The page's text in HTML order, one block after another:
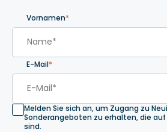
Vornamen*
E-Mail*
Melden Sie sich an, um Zugang zu
Sonderangeboten zu erhalten, die
sind.